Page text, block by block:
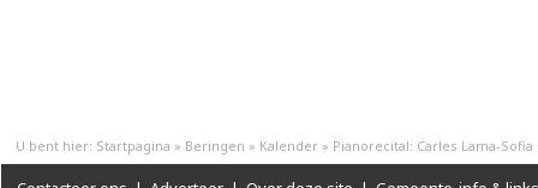
U bent hier: Startpagina » Beringen » Kalender » Pianorecital: Carles Lama-Sofia